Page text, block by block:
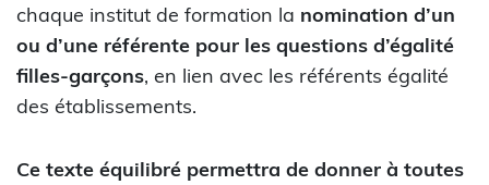
chaque institut de formation la nomination d’un
ou d’une référente pour les questions d’égalité
filles-garçons, en lien avec les référents égalité
des établissements.
Ce texte équilibré permettra de donner à toutes